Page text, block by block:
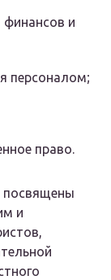
и
персоналом;
право.
посвящены
и